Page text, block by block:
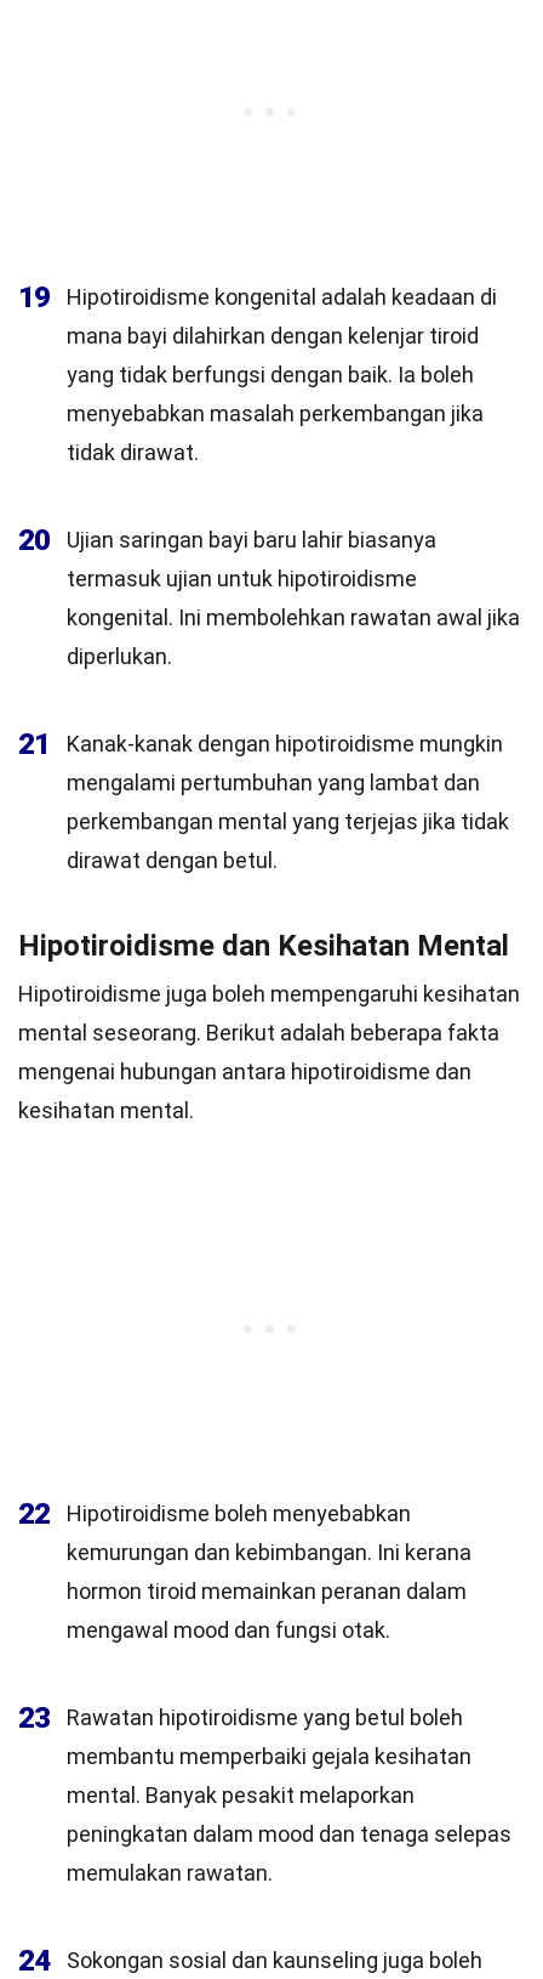
19
Hipotiroidisme kongenital adalah keadaan di
mana bayi dilahirkan dengan kelenjar tiroid
yang tidak berfungsi dengan baik. Ia boleh
menyebabkan masalah perkembangan jika
tidak dirawat.
20
Ujian saringan bayi baru lahir biasanya
termasuk ujian untuk hipotiroidisme
kongenital. Ini membolehkan rawatan awal jika
diperlukan.
21
Kanak-kanak dengan hipotiroidisme mungkin
mengalami pertumbuhan yang lambat dan
perkembangan mental yang terjejas jika tidak
dirawat dengan betul.
Hipotiroidisme dan Kesihatan Mental
Hipotiroidisme juga boleh mempengaruhi kesihatan
mental seseorang. Berikut adalah beberapa fakta
mengenai hubungan antara hipotiroidisme dan
kesihatan mental.
22
Hipotiroidisme boleh menyebabkan
kemurungan dan kebimbangan. Ini kerana
hormon tiroid memainkan peranan dalam
mengawal mood dan fungsi otak.
23
Rawatan hipotiroidisme yang betul boleh
membantu memperbaiki gejala kesihatan
mental. Banyak pesakit melaporkan
peningkatan dalam mood dan tenaga selepas
memulakan rawatan.
24
Sokongan sosial dan kaunseling juga boleh